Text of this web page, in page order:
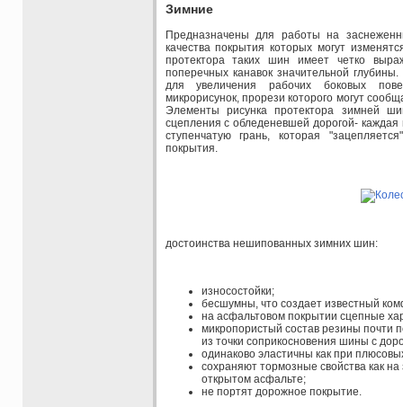
Зимние
Предназначены для работы на
качества покрытия которых могут
протектора таких шин имеет четко
поперечных канавок значительной
для увеличения рабочих боковых
микрорисунок, прорези которого могут
Элементы рисунка протектора зимней
сцепления с обледеневшей дорогой- каждая
ступенчатую грань, которая
покрытия.
достоинства нешипованных зимних шин:
износостойки;
бесшумны, что создает известный
на асфальтовом покрытии сцепные
микропористый состав резины почти
из точки соприкосновения шины с
одинаково эластичны как при
сохраняют тормозные свойства как
открытом асфальте;
не портят дорожное покрытие.